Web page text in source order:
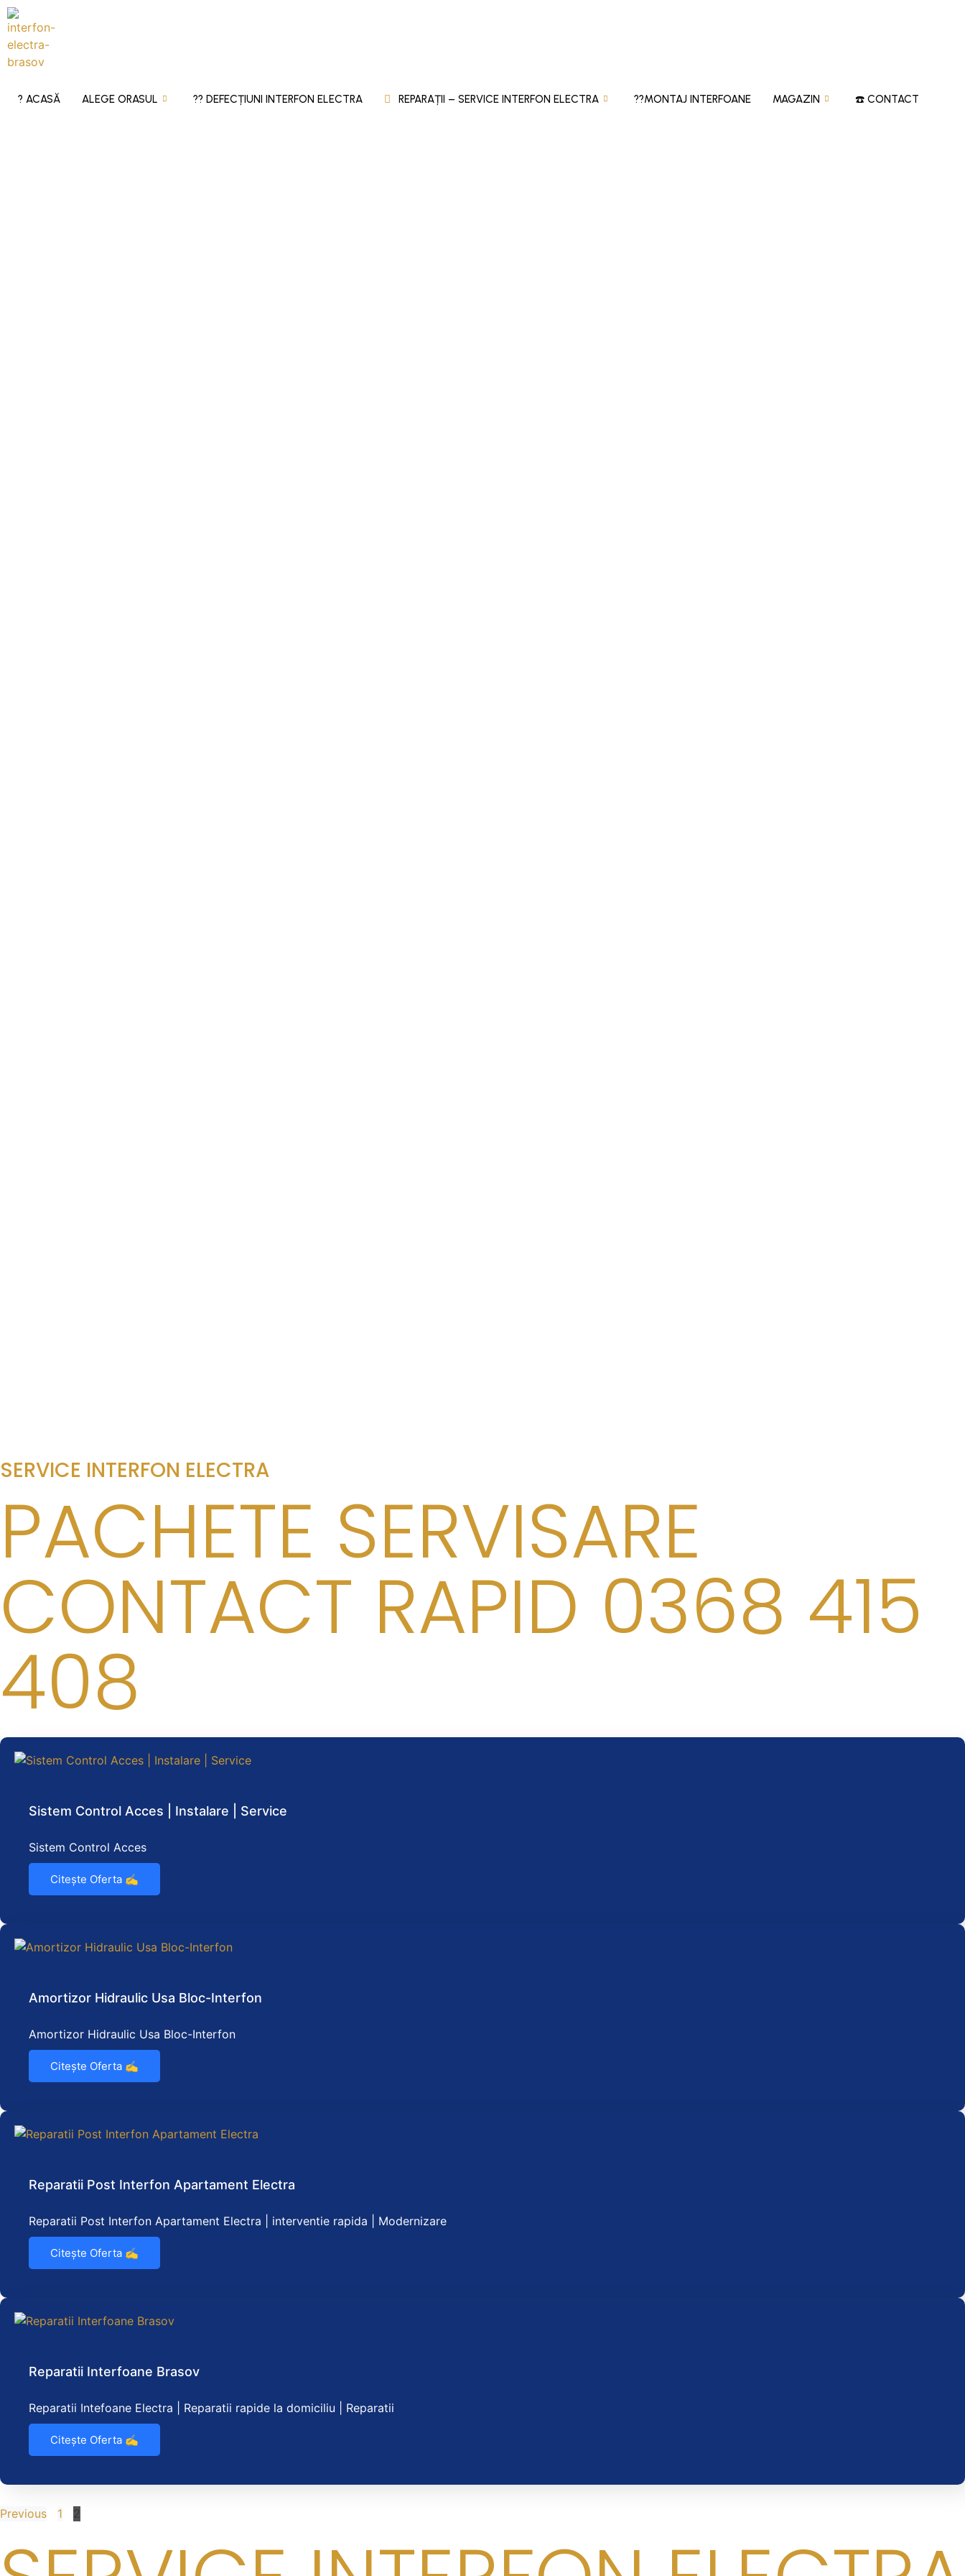
? ACASĂ ALEGE ORASUL ?‍? DEFECȚIUNI INTERFON ELECTRA REPARAȚII – SERVICE INTERFON ELECTRA ?‍?MONTAJ INTERFOANE MAGAZIN ☎️ CONTACT
SERVICE INTERFON ELECTRA
PACHETE SERVISARE
CONTACT RAPID 0368 415
408
Sistem Control Acces | Instalare | Service
Sistem Control Acces
Citește Oferta ✍️
Amortizor Hidraulic Usa Bloc-Interfon
Amortizor Hidraulic Usa Bloc-Interfon
Citește Oferta ✍️
Reparatii Post Interfon Apartament Electra
Reparatii Post Interfon Apartament Electra | interventie rapida | Modernizare
Citește Oferta ✍️
Reparatii Interfoane Brasov
Reparatii Intefoane Electra | Reparatii rapide la domiciliu | Reparatii
Citește Oferta ✍️
Previous 1 2